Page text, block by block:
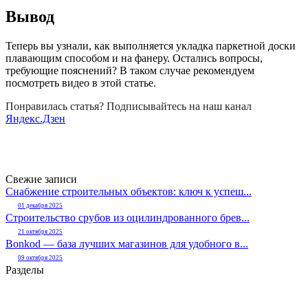
Вывод
Теперь вы узнали, как выполняется укладка паркетной доски
плавающим способом и на фанеру. Остались вопросы,
требующие пояснений? В таком случае рекомендуем
посмотреть видео в этой статье.
Понравилась статья? Подписывайтесь на наш канал
Яндекс.Дзен
Свежие записи
Снабжение строительных объектов: ключ к успеш...
01 декабря 2025
Строительство срубов из оцилиндрованного брев...
21 октября 2025
Bonkod — база лучших магазинов для удобного в...
09 октября 2025
Разделы